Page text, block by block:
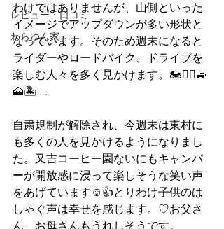
レビュー・口コミ
わらゆん家
わけではありませんが、山側といった
イメージでアップダウンが多い形状と
なっています。そのため週末になると
ライダーやロードバイク、ドライブを
楽しむ人々を多く見かけます。🏍🚴‍♂️🚙
🗻🏝....
自粛規制が解除され、今週末は東村に
も多くの人を見かけるようになりまし
た。又吉コーヒー園ないにもキャンパ
ーが開放感に浸って楽しそうな笑い声
をあげています☺️👍とりわけ子供のは
しゃぐ声は幸せを感じます。♡お父さ
ん、お母さんもうれしそうです。